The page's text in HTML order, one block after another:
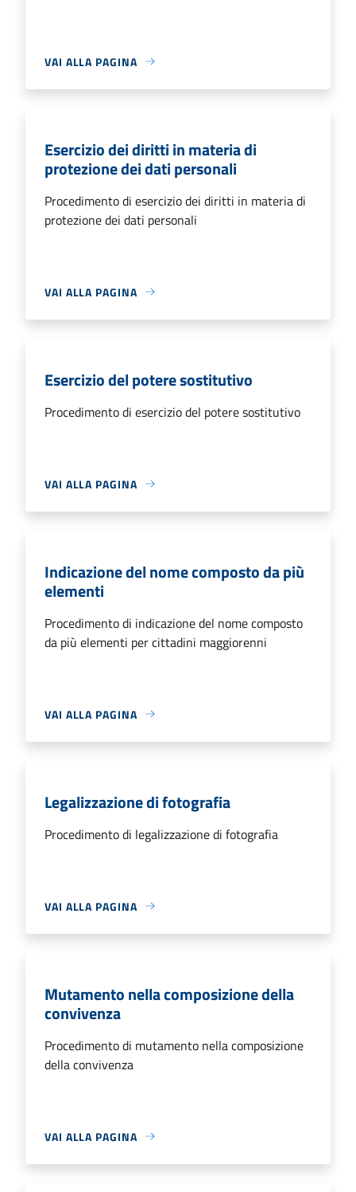
VAI ALLA PAGINA
Esercizio dei diritti in materia di
protezione dei dati personali
Procedimento di esercizio dei diritti in materia di
protezione dei dati personali
VAI ALLA PAGINA
Esercizio del potere sostitutivo
Procedimento di esercizio del potere sostitutivo
VAI ALLA PAGINA
Indicazione del nome composto da più
elementi
Procedimento di indicazione del nome composto
da più elementi per cittadini maggiorenni
VAI ALLA PAGINA
Legalizzazione di fotografia
Procedimento di legalizzazione di fotografia
VAI ALLA PAGINA
Mutamento nella composizione della
convivenza
Procedimento di mutamento nella composizione
della convivenza
VAI ALLA PAGINA